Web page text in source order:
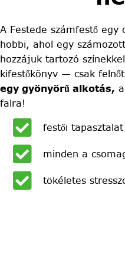
A Festede számfestő
hobbi, ahol egy
hozzájuk tartozó
kifestőkönyv — csak
egy gyönyörű alkotás,
falra!
festői
minden a
tökéletes